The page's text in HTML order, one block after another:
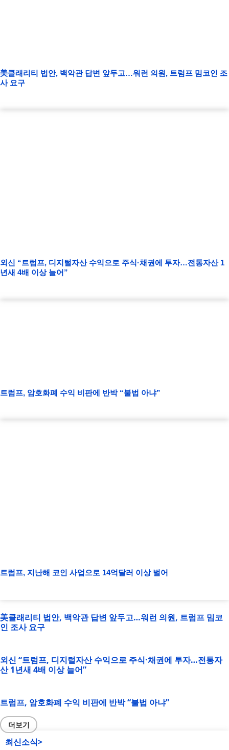
美클래리티 법안, 백악관 답변 앞두고…워런 의원, 트럼프 밈코인 조
사 요구
외신 “트럼프, 디지털자산 수익으로 주식·채권에 투자…전통자산 1
년새 4배 이상 늘어”
트럼프, 암호화폐 수익 비판에 반박 “불법 아냐”
트럼프, 지난해 코인 사업으로 14억달러 이상 벌어
美클래리티 법안, 백악관 답변 앞두고…워런 의원, 트럼프 밈코
인 조사 요구
외신 “트럼프, 디지털자산 수익으로 주식·채권에 투자…전통자
산 1년새 4배 이상 늘어”
트럼프, 암호화폐 수익 비판에 반박 “불법 아냐”
더보기
최신소식>